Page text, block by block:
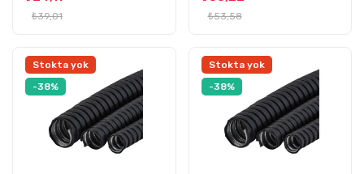
₺39,01 ₺53,58
Stokta yok
-38%
Stokta yok
-38%